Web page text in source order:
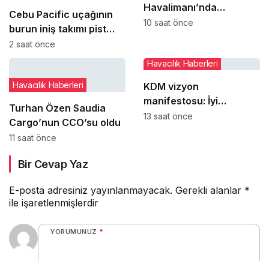
Cebu Pacific uçağının
burun iniş takımı pist
dönüşünde çim alana
çıktı
2 saat önce
Havalimanı’nda
uçakların paralel
başlıyor
10 saat önce
Turhan Özen Saudia
Cargo’nun CCO’su oldu
Havacılık Haberleri
11 saat önce
KDM vizyon
manifestosu: İyi
yönetimi kişilere bağlı
Havacılık Haberleri
13 saat önce
Bir Cevap Yaz
E-posta adresiniz yayınlanmayacak. Gerekli alanlar *
ile işaretlenmişlerdir
YORUMUNUZ *